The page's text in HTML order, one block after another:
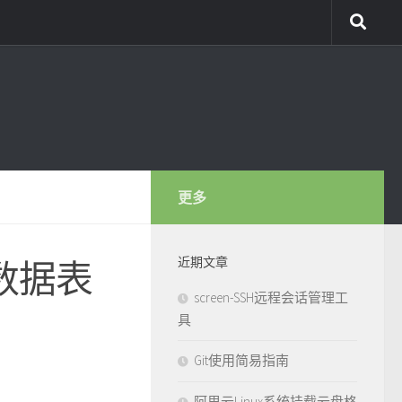
据表
更多
近期文章
screen-SSH远程会话管理工
具
Git使用简易指南